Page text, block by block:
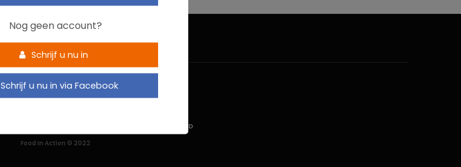
Nog geen account?
Schrijf u nu in
Schrijf u nu in via Facebook
PRIVACYBELEID
Food In Action © 2022